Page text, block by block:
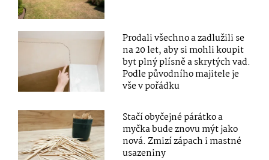
Prodali všechno a zadlužili se
na 20 let, aby si mohli koupit
byt plný plísně a skrytých vad.
Podle původního majitele je
vše v pořádku
Stačí obyčejné párátko a
myčka bude znovu mýt jako
nová. Zmizí zápach i mastné
usazeniny